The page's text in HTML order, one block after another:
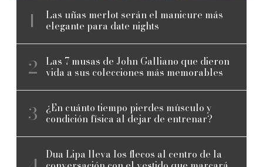
Las uñas merlot serán el manicure más
elegante para date nights
Las 7 musas de John Galliano que dieron
vida a sus colecciones más memorables
¿En cuánto tiempo pierdes músculo y
condición física al dejar de entrenar?
Dua Lipa lleva los flecos al centro de la